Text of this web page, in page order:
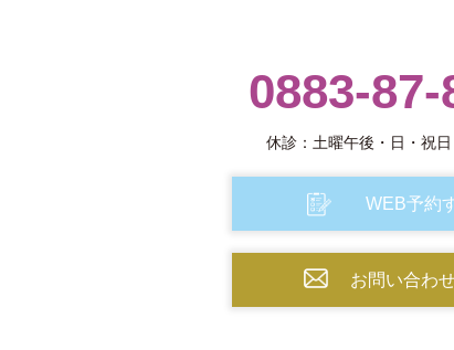
0883-87-
休診：土曜午後・日・祝日
WEB予約
お問い合わ